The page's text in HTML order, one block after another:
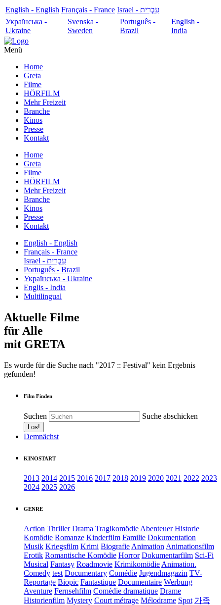
English - English Français - France
עִבְרִית - Israel
Українська -
Ukraine
Svenska -
Sweden
Português -
Brazil
English -
India
Menü
Home
Greta
Filme
HÖRFILM
Mehr Freizeit
Branche
Kinos
Presse
Kontakt
Home
Greta
Filme
HÖRFILM
Mehr Freizeit
Branche
Kinos
Presse
Kontakt
English - English
Français - France
עִבְרִית - Israel
Português - Brazil
Українська - Ukraine
Englis - India
Multilingual
Aktuelle Filme
für Alle
mit GRETA
Es wurde für die Suche nach "2017 :: Festival" kein Ergebnis
gefunden!
Film Finden
Suchen Suche abschicken
Demnächst
KINOSTART
2013 2014 2015 2016 2017 2018 2019 2020 2021 2022 2023
2024 2025 2026
GENRE
Action Thriller Drama Tragikomödie Abenteuer Historie
Komödie Romanze Kinderfilm Familie Dokumentation
Musik Kriegsfilm Krimi Biografie Animation Animationsfilm
Erotik Romantische Komödie Horror Dokumentarfilm Sci-Fi
Musical Fantasy Roadmovie Krimikomödie Animation.
Comedy test Documentary Comédie Jugendmagazin TV-
Reportage Biopic Fantastique Documentaire Werbung
Aventure Fernsehfilm Comédie dramatique Drame
Historienfilm Mystery Court métrage Mélodrame Spot 가족